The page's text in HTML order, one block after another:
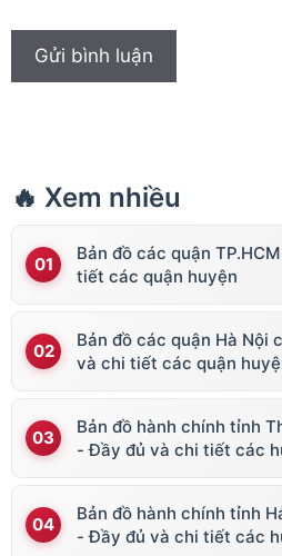
🔥 Xem nhiều
Bản đồ các quận
tiết các quận huyện
Bản đồ các quận Hà Nội
và chi tiết các quận
Bản đồ hành chính tỉnh
- Đầy đủ và chi tiết các
Bản đồ hành chính tỉnh
- Đầy đủ và chi tiết các